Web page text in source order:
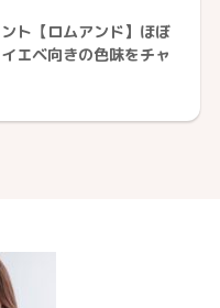
ト【ロムアンド】ほぼ
エベ向きの色味をチャ